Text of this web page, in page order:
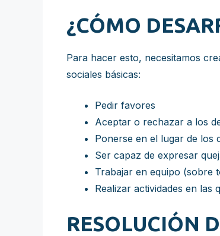
¿CÓMO
Para hacer esto, necesitamos
sociales básicas:
Pedir favores
Aceptar o rechazar a los
Ponerse en el lugar de los
Ser capaz de expresar
Trabajar en equipo (sobre
Realizar actividades en
RESOLUCIÓN